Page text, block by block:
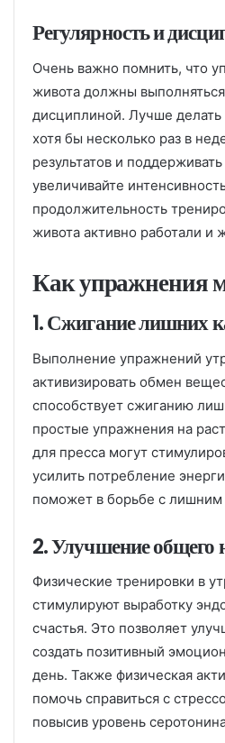
Регулярность и
Очень важно помнить, что
живота должны
дисциплиной. Лучше
хотя бы несколько раз в
результатов и
увеличивайте
продолжительность
живота активно работали и
Как упражнения
1. Сжигание лишних
Выполнение упражнений
активизировать обмен
способствует сжиганию
простые упражнения на
для пресса могут
усилить потребление
поможет в борьбе с лишним
2. Улучшение общего
Физические тренировки в
стимулируют выработку
счастья. Это позволяет
создать позитивный
день. Также физическая
помочь справиться с
повысив уровень